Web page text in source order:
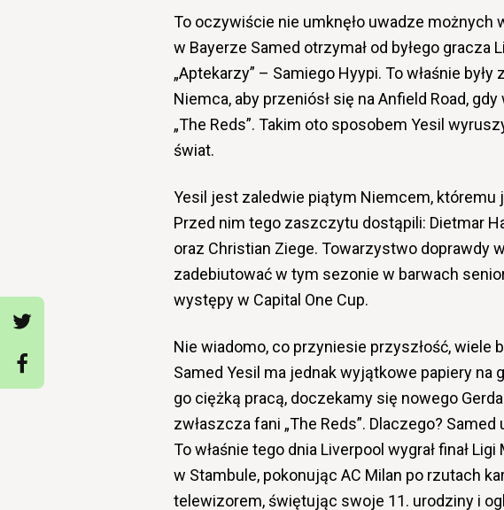
To oczywiście nie umknęło uwadze
w Bayerze Samed otrzymał od byłego gracza
„Aptekarzy” – Samiego Hyypi. To właśnie
Niemca, aby przeniósł się na Anfield Road,
„The Reds”. Takim oto sposobem Yesil
świat.
Yesil jest zaledwie piątym Niemcem, któremu
Przed nim tego zaszczytu dostąpili: Dietmar
oraz Christian Ziege. Towarzystwo doprawdy
zadebiutować w tym sezonie w barwach
występy w Capital One Cup.
Nie wiadomo, co przyniesie przyszłość, wiele
Samed Yesil ma jednak wyjątkowe papiery
go ciężką pracą, doczekamy się nowego
zwłaszcza fani „The Reds”. Dlaczego?
To właśnie tego dnia Liverpool wygrał finał
w Stambule, pokonując AC Milan po rzutach
telewizorem, świętując swoje 11. urodziny i